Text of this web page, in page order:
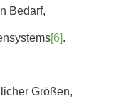
Bedarf,
[6].
Größen,